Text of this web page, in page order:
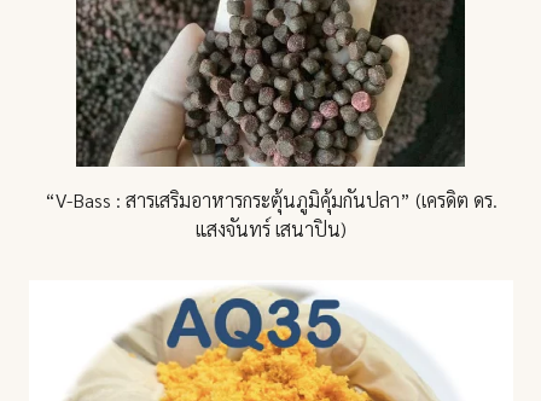
“V-Bass : สารเสริมอาหารกระตุ้นภูมิคุ้มกันปลา” (เครดิต ดร.
แสงจันทร์ เสนาปิน)